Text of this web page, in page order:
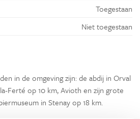
Toegestaan
Niet toegestaan
in de omgeving zijn: de abdij in Orval
Ferté op 10 km, Avioth en zijn grote
in Stenay op 18 km.